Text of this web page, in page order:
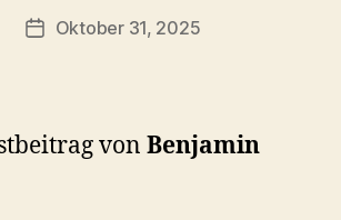
Beitragsdatum
Oktober 31, 2025
von Benjamin